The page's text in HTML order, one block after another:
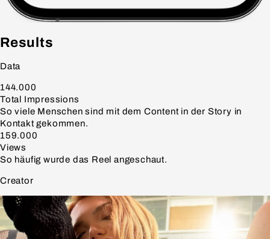
Results
Data
144.000
Total Impressions
So viele Menschen sind mit dem Content in der Story in
Kontakt gekommen.
159.000
Views
So häufig wurde das Reel angeschaut.
Creator